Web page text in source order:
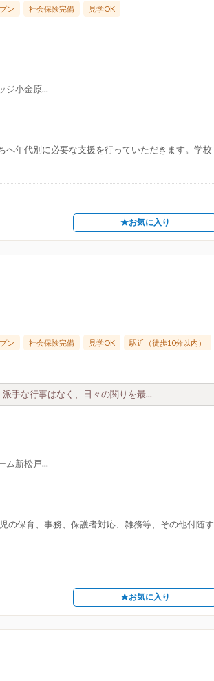
ン 社会保険完備 見学OK
ジ小金原...
年代別に必要な支援を行っていただきます。学校
★お気に入り
ン 社会保険完備 見学OK 駅近（徒歩10分以内）
手な行事はなく、日々の関りを最...
ム新松戸...
の保育、事務、保護者対応、雑務等、その他付随す
★お気に入り